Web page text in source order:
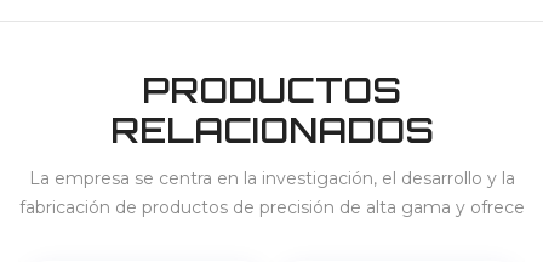
PRODUCTOS
RELACIONADOS
La empresa se centra en la investigación, el desarrollo y la
fabricación de productos de precisión de alta gama y ofrece